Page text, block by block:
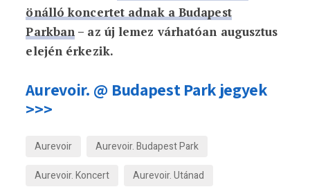
önálló koncertet adnak a Budapest
Parkban – az új lemez várhatóan augusztus
elején érkezik.
Aurevoir. @ Budapest Park jegyek
>>>
Aurevoir
Aurevoir. Budapest Park
Aurevoir. Koncert
Aurevoir. Utánad